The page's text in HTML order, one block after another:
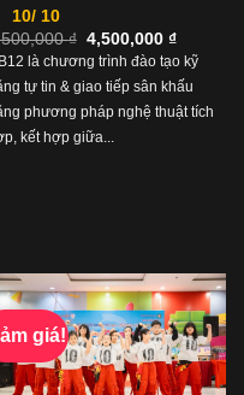
10/ 10
₫ Giá
gốc
là:
6,500,000 ₫.
4,500,000 ₫Giá
hiện
tại
là:
là chương trình đào tạo kỹ
tự tin & giao tiếp sân khấu
phương pháp nghệ thuật tích
kết hợp giữa...
giá!